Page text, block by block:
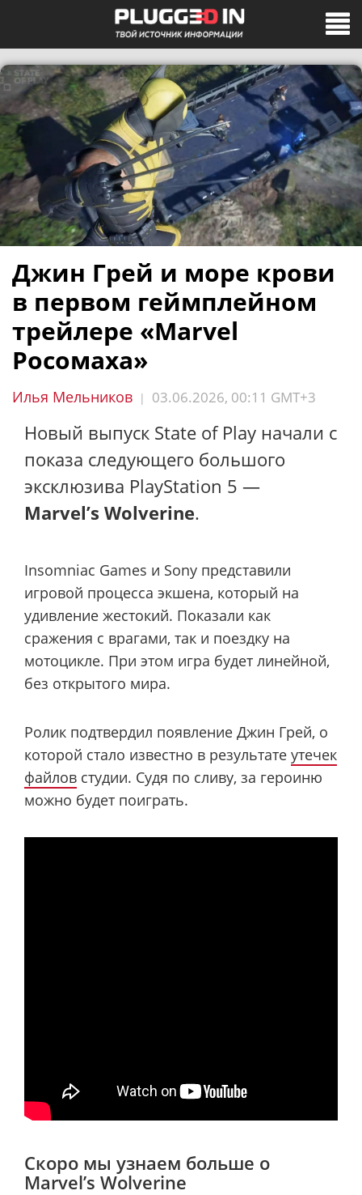
Джин Грей и море крови
в первом геймплейном
трейлере «Marvel
Росомаха»
Илья Мельников | 03.06.2026, 00:11 GMT+3
Новый выпуск State of Play начали с
показа следующего большого
эксклюзива PlayStation 5 —
Marvel’s Wolverine.
Insomniac Games и Sony представили
игровой процесса экшена, который на
удивление жестокий. Показали как
сражения с врагами, так и поездку на
мотоцикле. При этом игра будет линейной,
без открытого мира.
Ролик подтвердил появление Джин Грей, о
которой стало известно в результате утечек
файлов студии. Судя по сливу, за героиню
можно будет поиграть.
Скоро мы узнаем больше о
Marvel’s Wolverine